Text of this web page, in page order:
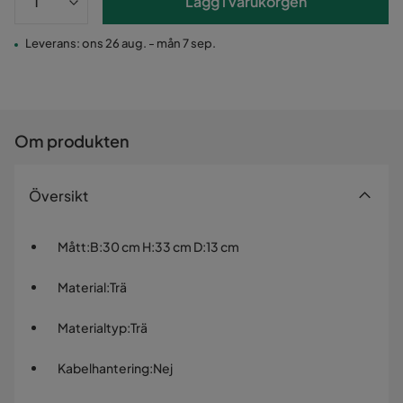
Leverans: ons 26 aug. - mån 7 sep.
Om produkten
Översikt
Mått:B:30 cm H:33 cm D:13 cm
Material:Trä
Materialtyp:Trä
Kabelhantering:Nej